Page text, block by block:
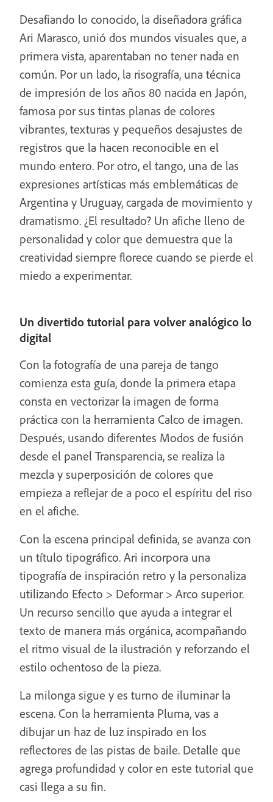
Desafiando lo conocido, la diseñadora gráfica
Ari Marasco, unió dos mundos visuales que, a
primera vista, aparentaban no tener nada en
común. Por un lado, la risografía, una técnica
de impresión de los años 80 nacida en Japón,
famosa por sus tintas planas de colores
vibrantes, texturas y pequeños desajustes de
registros que la hacen reconocible en el
mundo entero. Por otro, el tango, una de las
expresiones artísticas más emblemáticas de
Argentina y Uruguay, cargada de movimiento y
dramatismo. ¿El resultado? Un afiche lleno de
personalidad y color que demuestra que la
creatividad siempre florece cuando se pierde el
miedo a experimentar.
Un divertido tutorial para volver analógico lo
digital
Con la fotografía de una pareja de tango
comienza esta guía, donde la primera etapa
consta en vectorizar la imagen de forma
práctica con la herramienta Calco de imagen.
Después, usando diferentes Modos de fusión
desde el panel Transparencia, se realiza la
mezcla y superposición de colores que
empieza a reflejar de a poco el espíritu del riso
en el afiche.
Con la escena principal definida, se avanza con
un título tipográfico. Ari incorpora una
tipografía de inspiración retro y la personaliza
utilizando Efecto > Deformar > Arco superior.
Un recurso sencillo que ayuda a integrar el
texto de manera más orgánica, acompañando
el ritmo visual de la ilustración y reforzando el
estilo ochentoso de la pieza.
La milonga sigue y es turno de iluminar la
escena. Con la herramienta Pluma, vas a
dibujar un haz de luz inspirado en los
reflectores de las pistas de baile. Detalle que
agrega profundidad y color en este tutorial que
casi llega a su fin.